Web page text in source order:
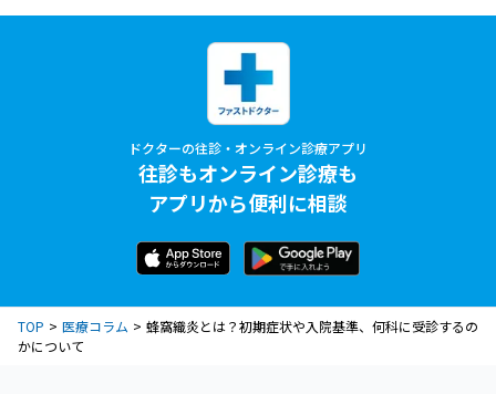
ドクターの往診・オンライン診療アプリ
往診もオンライン診療も
アプリから便利に相談
TOP 医療コラム
蜂窩織炎とは？初期症状や入院基準、何科に受診するの
かについて